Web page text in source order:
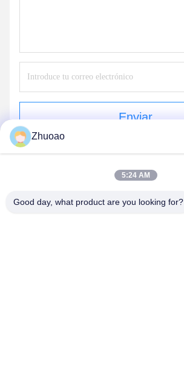
Enviar
Zhuoao
5:24 AM
Good day, what product are you looking for?